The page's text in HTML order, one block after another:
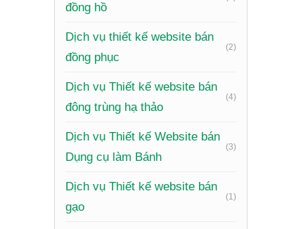
đồng hồ
Dịch vụ thiết kế website bán
đồng phục
(2)
Dịch vụ Thiết kế website bán
đông trùng hạ thảo
(4)
Dịch vụ Thiết kế Website bán
Dụng cụ làm Bánh
(3)
Dịch vụ Thiết kế website bán
gạo
(1)